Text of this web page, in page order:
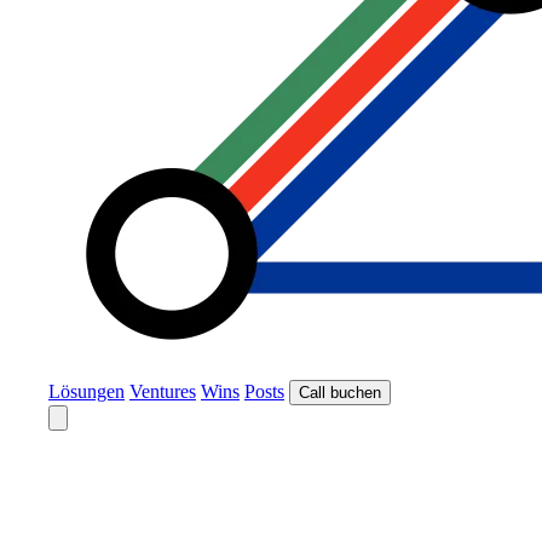
Lösungen Ventures Wins Posts Call buchen